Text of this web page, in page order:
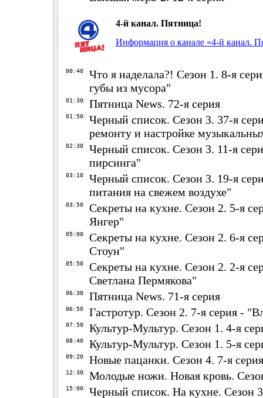
4-й канал. Пятница!
Информация о канале «4-й канал.
00:40
Что я наделала?! Сезон 1. 8-я
губы из мусора"
01:30 Пятница News. 72-я серия
01:50
Черный список. Сезон 3. 37-я
ремонту и настройке
02:30
Черный список. Сезон 3. 11-я
пирсинга"
03:10
Черный список. Сезон 3. 19-я
питания на свежем воздухе"
03:50
Секреты на кухне. Сезон 2. 5-я
Янгер"
05:00
Секреты на кухне. Сезон 2. 6-я
Стоун"
05:50
Секреты на кухне. Сезон 2. 2-я
Светлана Пермякова"
06:30 Пятница News. 71-я серия
06:50 Гастротур. Сезон 2. 7-я серия -
07:50 Культур-Мультур. Сезон 1. 4-я
08:40 Культур-Мультур. Сезон 1. 5-я
09:20 Новые пацанки. Сезон 4. 7-я серия
12:30 Молодые ножи. Новая кровь.
15:00 Черный список. На кухне. Сезон